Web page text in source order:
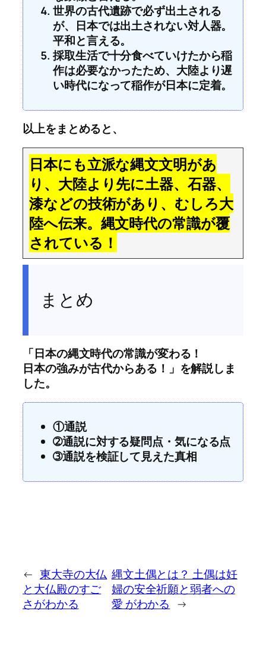
世界の古代遺跡で必ず出土される
が、日本では出土されない対人器。
平和と言える。
採取生活で十分食べていけたから稲
作は必要なかったため、大陸より遅
い時代になって稲作が日本に定着。
以上をまとめると、
日本にも立派な縄文文明があ
り、大陸より先に土器、石器、
漆などの技術があり、むしろ大
陸へ伝来。縄文時代の常識が覆
されている！
まとめ
「日本の縄文時代の常識が変わる！
日本の強みが古代からある！」を解説しま
した。
①通説
➁通説に対する疑問点・気になる点
➂通説を検証して見えた真相
← 東大寺の大仏
と大仏殿のすご
さがわかる
縄文土偶とは？ 土偶は妊
婦の安全祈願と弱者への
愛 がわかる →